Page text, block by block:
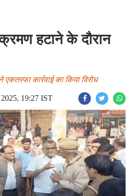
हटाने के दौरान
एकतरफा कार्रवाई का किया विरोध
19:27 IST